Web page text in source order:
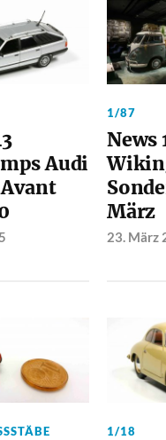
Audi
1/87
News
März
23. März
1/18